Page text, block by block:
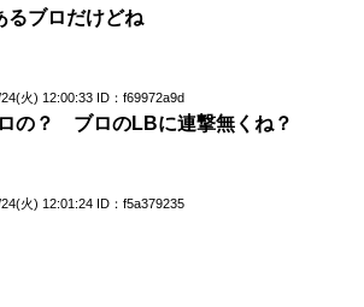
るブロだけどね
火) 12:00:33 ID：f69972a9d
の？ ブロのLBに連撃無くね？
火) 12:01:24 ID：f5a379235